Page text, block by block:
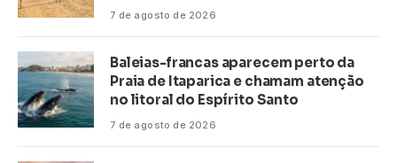
7 de agosto de 2026
Baleias-francas aparecem perto da
Praia de Itaparica e chamam atenção
no litoral do Espírito Santo
7 de agosto de 2026